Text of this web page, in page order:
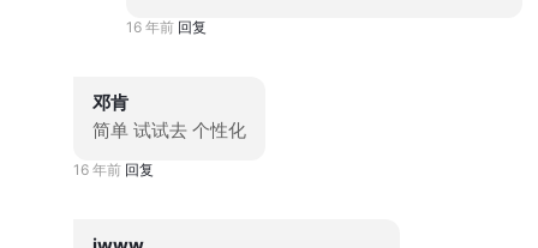
16 年前 回复
邓肯
简单 试试去 个性化
16 年前 回复